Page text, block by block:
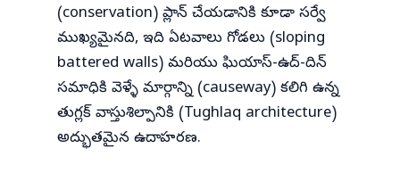
(conservation) ప్లాన్ చేయడానికి కూడా సర్వే
ముఖ్యమైనది, ఇది ఏటవాలు గోడలు (sloping
battered walls) మరియు ఘియాస్-ఉద్-దిన్
సమాధికి వెళ్ళే మార్గాన్ని (causeway) కలిగి ఉన్న
తుగ్లక్ వాస్తుశిల్పానికి (Tughlaq architecture)
అద్భుతమైన ఉదాహరణ.